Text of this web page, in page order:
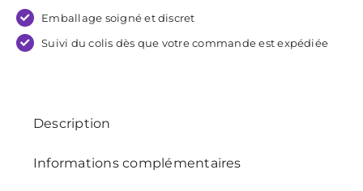
Emballage soigné et discret
Suivi du colis dès que votre commande est expédiée
Description
Informations complémentaires